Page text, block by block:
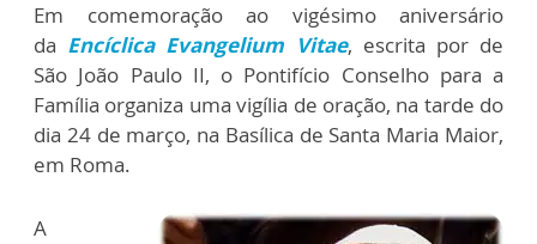
Em comemoração ao vigésimo aniversário
da Encíclica Evangelium Vitae, escrita por de
São João Paulo II, o Pontifício Conselho para a
Família organiza uma vigília de oração, na tarde do
dia 24 de março, na Basílica de Santa Maria Maior,
em Roma.
A